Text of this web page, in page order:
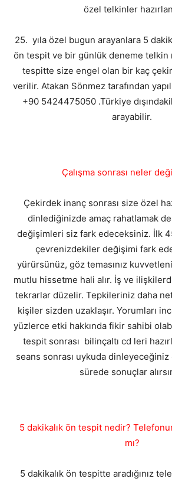
özel telkinler
25. yıla özel bugun arayanlara 5
ön tespit ve bir günlük deneme telkin
tespitte size engel olan bir kaç
verilir. Atakan Sönmez tarafından
+90 5424475050 .Türkiye
arayabilir.
Çalışma sonrası neler
Çekirdek inanç sonrası size özel
dinlediğinizde amaç rahatlamak
değişimleri siz fark edeceksiniz. İlk
çevrenizdekiler değişimi fark
yürürsünüz, göz temasınız
mutlu hissetme hali alır. İş ve
tekrarlar düzelir. Tepkileriniz daha
kişiler sizden uzaklaşır. Yorumları
yüzlerce etki hakkında fikir sahibi
tespit sonrası bilinçaltı cd leri
seans sonrası uykuda dinleyeceğiniz
sürede sonuçlar
5 dakikalık ön tespit nedir?
mı?
5 dakikalık ön tespitte aradığınız